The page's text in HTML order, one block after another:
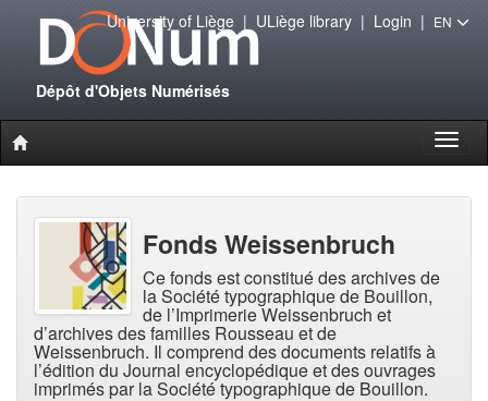
Dépôt d'Objets Numérisés
University of Liège| ULiège library| Login | EN
Fonds Weissenbruch
Ce fonds est constitué des archives de
la Société typographique de Bouillon,
de l’Imprimerie Weissenbruch et
d’archives des familles Rousseau et de
Weissenbruch. Il comprend des documents relatifs à
l’édition du Journal encyclopédique et des ouvrages
imprimés par la Société typographique de Bouillon.